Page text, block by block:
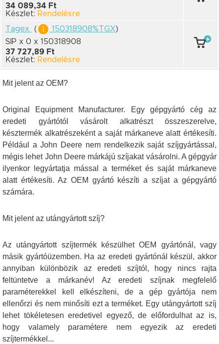
34 089,34 Ft
Készlet: Rendelésre
Tagex
( 150318908%TGX)
SIP x 0 x 150318908
37 727,89 Ft
Készlet: Rendelésre
Mit jelent az OEM?
Original Equipment Manufacturer. Egy gépgyártó cég az
eredeti gyártótól vásárolt alkatrészt összeszerelve,
késztermék alkatrészeként a saját márkaneve alatt értékesíti.
Például a John Deere nem rendelkezik saját szíjgyártással,
mégis lehet John Deere márkájú szíjakat vásárolni. A gépgyár
ilyenkor legyártatja mással a terméket és saját márkaneve
alatt értékesíti. Az OEM gyártó készíti a szíjat a gépgyártó
számára.
Mit jelent az utángyártott szíj?
Az utángyártott szíjtermék készülhet OEM gyártónál, vagy
másik gyártóüzemben. Ha az eredeti gyártónál készül, akkor
annyiban különbözik az eredeti szíjtól, hogy nincs rajta
feltüntetve a márkanév! Az eredeti szíjnak megfelelő
paraméterekkel kell elkészíteni, de a gép gyártója nem
ellenőrzi és nem minősíti ezt a terméket. Egy utángyártott szíj
lehet tökéletesen eredetivel egyező, de előfordulhat az is,
hogy valamely paramétere nem egyezik az eredeti
szíjtermékkel...